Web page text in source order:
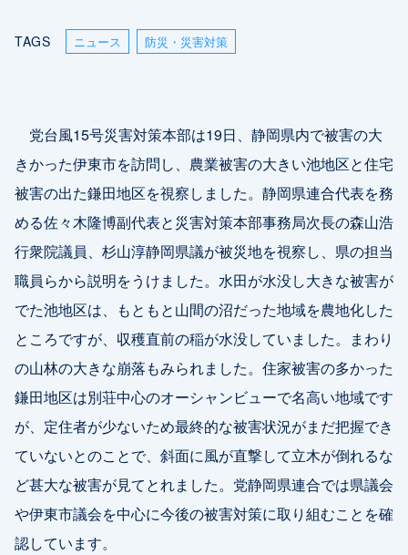
TAGS ニュース 防災・災害対策
党台風15号災害対策本部は19日、静岡県内で被害の大
きかった伊東市を訪問し、農業被害の大きい池地区と住宅
被害の出た鎌田地区を視察しました。静岡県連合代表を務
める佐々木隆博副代表と災害対策本部事務局次長の森山浩
行衆院議員、杉山淳静岡県議が被災地を視察し、県の担当
職員らから説明をうけました。水田が水没し大きな被害が
でた池地区は、もともと山間の沼だった地域を農地化した
ところですが、収穫直前の稲が水没していました。まわり
の山林の大きな崩落もみられました。住家被害の多かった
鎌田地区は別荘中心のオーシャンビューで名高い地域です
が、定住者が少ないため最終的な被害状況がまだ把握でき
ていないとのことで、斜面に風が直撃して立木が倒れるな
ど甚大な被害が見てとれました。党静岡県連合では県議会
や伊東市議会を中心に今後の被害対策に取り組むことを確
認しています。